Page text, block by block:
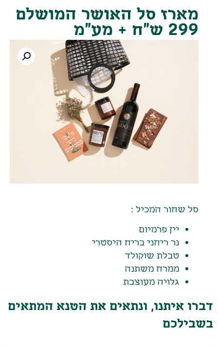
מארז סל האושר המושלם
299 ש"ח + מע"מ
סל שחור המכיל :
יין פרמיום
נר ריחני בריח היסטרי
טבלת שוקולד
ממרח משתנה
גלויה מעוצבת
דברו איתנו, ונתאים את הטנא המתאים
בשבילכם